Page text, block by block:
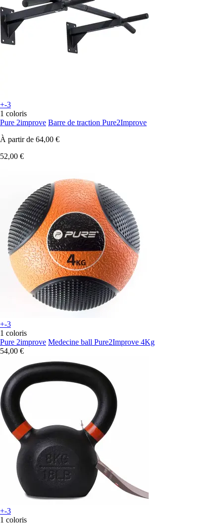
+-3
1 coloris
Pure 2improve Barre de traction Pure2Improve
À partir de 64,00 €
52,00 €
+-3
1 coloris
Pure 2improve Medecine ball Pure2Improve 4Kg
54,00 €
+-3
1 coloris